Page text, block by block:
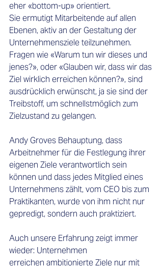
eher «bottom-up» orientiert.
Sie ermutigt Mitarbeitende auf allen
Ebenen, aktiv an der Gestaltung der
Unternehmensziele teilzunehmen.
Fragen wie «Warum tun wir dieses und
jenes?», oder «Glauben wir, dass wir das
Ziel wirklich erreichen können?», sind
ausdrücklich erwünscht, ja sie sind der
Treibstoff, um schnellstmöglich zum
Zielzustand zu gelangen.
Andy Groves Behauptung, dass
Arbeitnehmer für die Festlegung ihrer
eigenen Ziele verantwortlich sein
können und dass jedes Mitglied eines
Unternehmens zählt, vom CEO bis zum
Praktikanten, wurde von ihm nicht nur
gepredigt, sondern auch praktiziert.
Auch unsere Erfahrung zeigt immer
wieder: Unternehmen
erreichen ambitionierte Ziele nur mit